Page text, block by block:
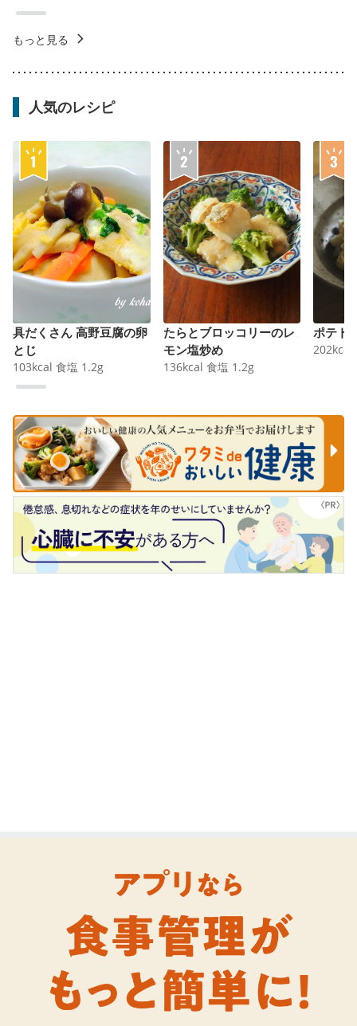
もっと見る
人気のレシピ
具だくさん 高野豆腐の卵
とじ
103kcal 食塩 1.2g
たらとブロッコリーのレ
モン塩炒め
136kcal 食塩 1.2g
ポテト
202kcal